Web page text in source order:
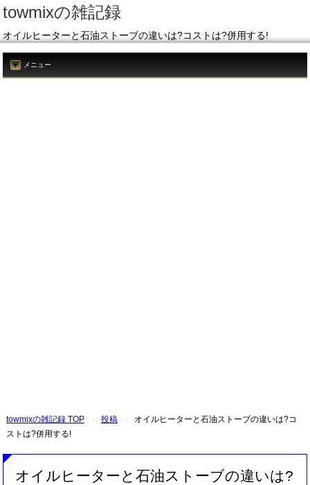
towmixの雑記録
オイルヒーターと石油ストーブの違いは?コストは?併用する!
メニュー
towmixの雑記録 TOP 投稿
オイルヒーターと石油ストーブの違いは?コ
ストは?併用する!
オイルヒーターと石油ストーブの違いは?